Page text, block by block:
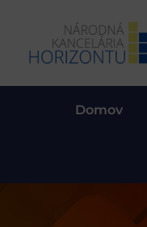
Domov